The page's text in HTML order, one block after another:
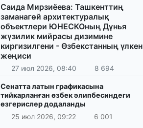
Саида Мирзиёева: Ташкенттиң
заманагөй архитектуралық
объектлери ЮНЕСКОның Дүнья
жүзилик мийрасы дизимине
киргизилгени - Өзбекстанның үлкен
жеңиси
27 июл 2026, 08:40 8 694
Сенатта латын графикасына
тийкарланған өзбек әлипбесиндеги
өзгерислер додаланды
25 июл 2026, 09:22
6 001